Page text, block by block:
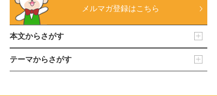
メルマガ登録はこちら
本文からさがす
テーマからさがす